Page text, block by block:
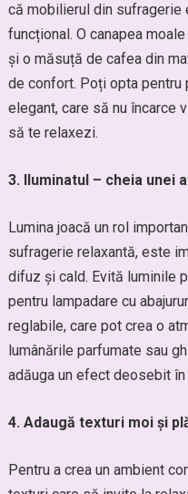
că mobilierul din sufragerie
funcțional. O canapea
și o măsuță de cafea din
de confort. Poți opta pentru
elegant, care să nu încarce
să te relaxezi.
3. Iluminatul – cheia unei
Lumina joacă un rol
sufragerie relaxantă, este
difuz și cald. Evită luminile
pentru lampadare cu
reglabile, care pot crea o
lumânările parfumate sau
adăuga un efect deosebit
4. Adaugă texturi moi și
Pentru a crea un ambient